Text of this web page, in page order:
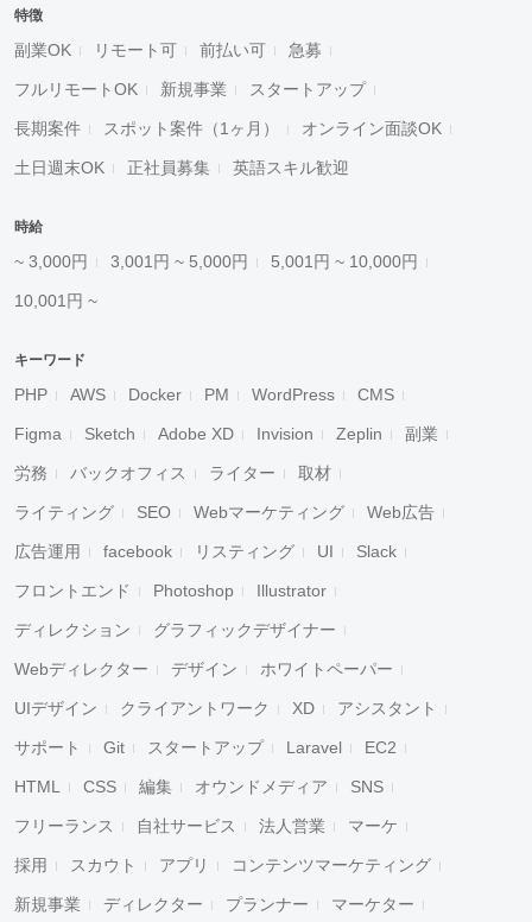
特徴
副業OK リモート可 前払い可 急募
フルリモートOK 新規事業 スタートアップ
長期案件 スポット案件（1ヶ月） オンライン面談OK
土日週末OK 正社員募集 英語スキル歓迎
時給
~ 3,000円 3,001円 ~ 5,000円 5,001円 ~ 10,000円
10,001円 ~
キーワード
PHP AWS Docker PM WordPress CMS
Figma Sketch Adobe XD Invision Zeplin 副業
労務 バックオフィス ライター 取材
ライティング SEO Webマーケティング Web広告
広告運用 facebook リスティング UI Slack
フロントエンド Photoshop Illustrator
ディレクション グラフィックデザイナー
Webディレクター デザイン ホワイトペーパー
UIデザイン クライアントワーク XD アシスタント
サポート Git スタートアップ Laravel EC2
HTML CSS 編集 オウンドメディア SNS
フリーランス 自社サービス 法人営業 マーケ
採用 スカウト アプリ コンテンツマーケティング
新規事業 ディレクター プランナー マーケター